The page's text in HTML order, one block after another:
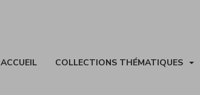
ACCUEIL COLLECTIONS THÉMATIQUES